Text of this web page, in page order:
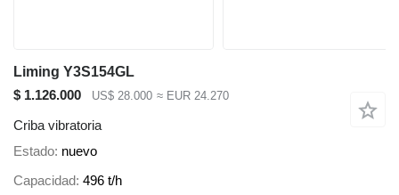
Liming Y3S154GL
$ 1.126.000
US$ 28.000 ≈ EUR 24.270
Criba vibratoria
Estado nuevo
Capacidad 496 t/h